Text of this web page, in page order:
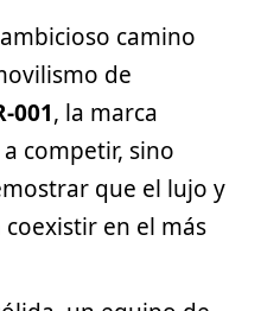
camino
de
001, la marca
competir, sino
que el lujo y
en el más